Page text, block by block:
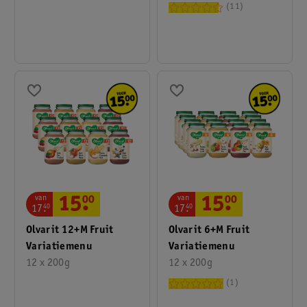
11
Olvarit 12+M Fruit
Variatiemenu
12 x 200g
van
17.
40 15.
00
Olvarit 6+M Fruit
Variatiemenu
12 x 200g
van
17.
40 15.
00
1